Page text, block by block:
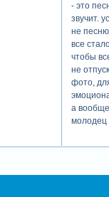
- это
звучит.
не
все
чтобы
не
фото,
а
молодец